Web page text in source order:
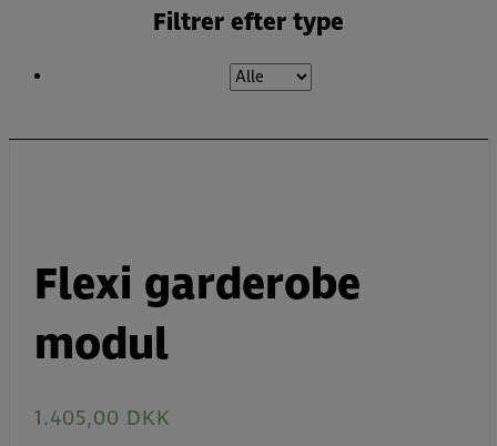
Filtrer efter type
Flexi garderobe
modul
1.405,00 DKK